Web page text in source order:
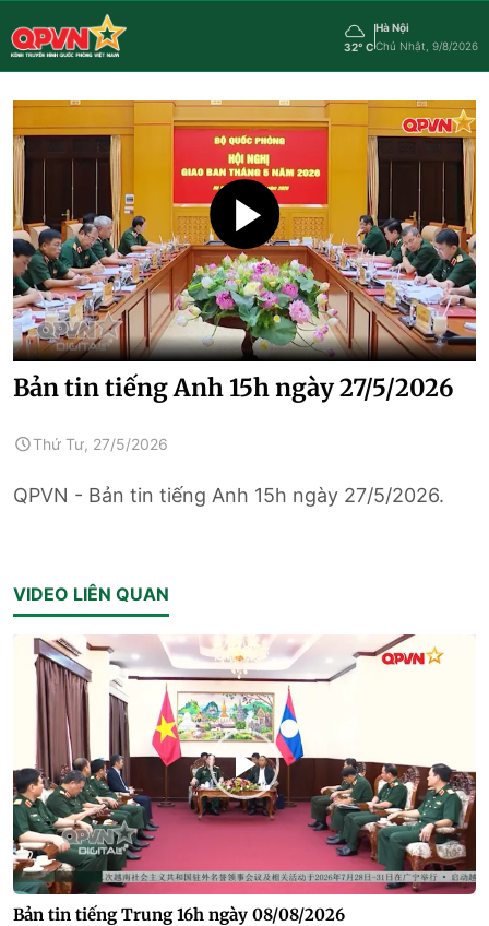
32° C
Hà Nội
Chủ Nhật, 9/8/2026
Bản tin tiếng Anh 15h ngày 27/5/2026
Thứ Tư, 27/5/2026
QPVN - Bản tin tiếng Anh 15h ngày 27/5/2026.
VIDEO LIÊN QUAN
Bản tin tiếng Trung 16h ngày 08/08/2026